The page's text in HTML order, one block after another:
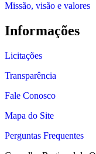
Missão, visão e valores
Informações
Licitações
Transparência
Fale Conosco
Mapa do Site
Perguntas Frequentes